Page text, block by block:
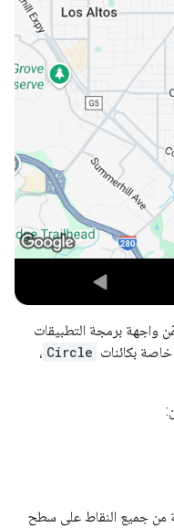
برمجة التطبيقات
Circle ،
جميع النقاط على سطح